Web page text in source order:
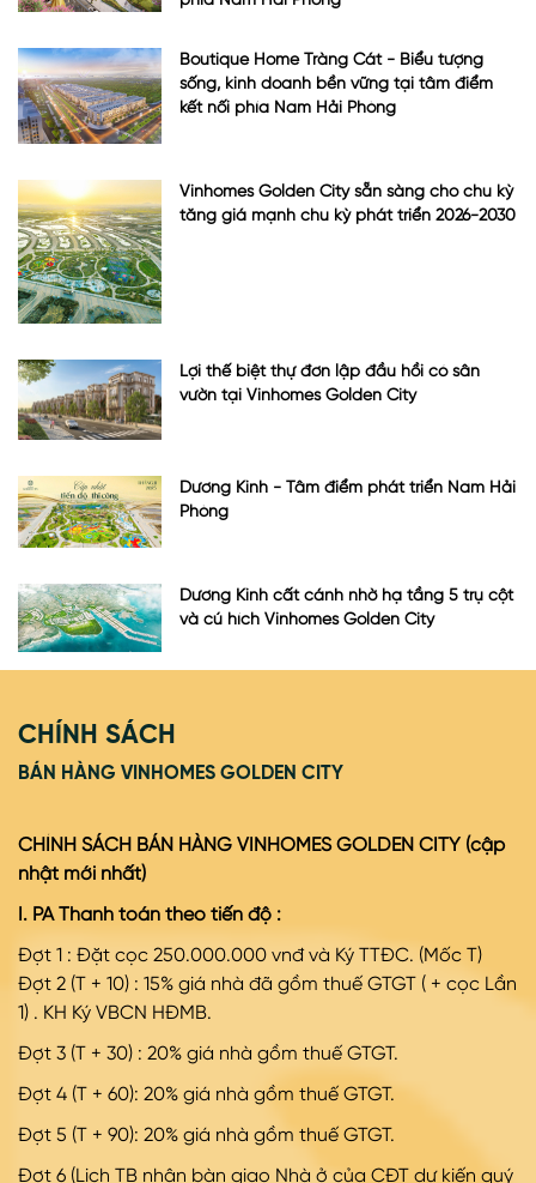
Boutique Home Tràng Cát - Biểu tượng
sống, kinh doanh bền vững tại tâm điểm
kết nối phía Nam Hải Phòng
Vinhomes Golden City sẵn sàng cho chu kỳ
tăng giá mạnh chu kỳ phát triển 2026-2030
Lợi thế biệt thự đơn lập đầu hồi có sân
vườn tại Vinhomes Golden City
Dương Kinh - Tâm điểm phát triển Nam Hải
Phòng
Dương Kinh cất cánh nhờ hạ tầng 5 trụ cột
và cú hích Vinhomes Golden City
CHÍNH SÁCH
BÁN HÀNG VINHOMES GOLDEN CITY
CHÍNH SÁCH BÁN HÀNG VINHOMES GOLDEN CITY (cập
nhật mới nhất)
I. PA Thanh toán theo tiến độ :
Đợt 1 : Đặt cọc 250.000.000 vnđ và Ký TTĐC. (Mốc T)
Đợt 2 (T + 10) : 15% giá nhà đã gồm thuế GTGT ( + cọc Lần
1) . KH Ký VBCN HĐMB.
Đợt 3 (T + 30) : 20% giá nhà gồm thuế GTGT.
Đợt 4 (T + 60): 20% giá nhà gồm thuế GTGT.
Đợt 5 (T + 90): 20% giá nhà gồm thuế GTGT.
Đợt 6 (Lịch TB nhận bàn giao Nhà ở của CĐT dự kiến quý